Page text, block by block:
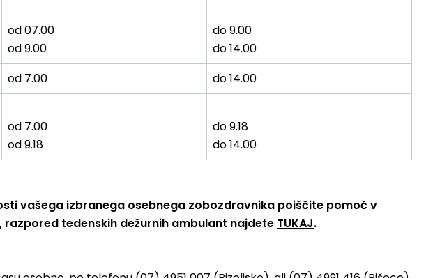
od 07.00
od 9.00
do 9.00
do 14.00
od 7.00
do 14.00
od 7.00
od 9.18
do 9.18
do 14.00
vašega izbranega osebnega zobozdravnika poiščite pomoč v
tedenskih dežurnih ambulant najdete TUKAJ.